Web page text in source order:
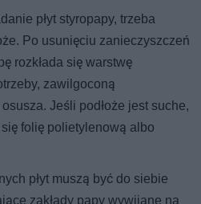
płyt styropapy, trzeba
Po usunięciu zanieczyszczeń
rozkłada się warstwę
zawilgoconą
Jeśli podłoże jest suche,
folię polietylenową albo
płyt muszą być do siebie
zakłady papy wywijane na